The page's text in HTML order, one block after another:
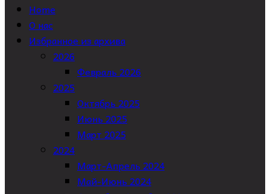
Home
О нас
Избранное из архива
2026
Февраль 2026
2025
Октябрь 2025
Июнь 2025
Март 2025
2024
Март-Апрель 2024
Май-Июнь 2024